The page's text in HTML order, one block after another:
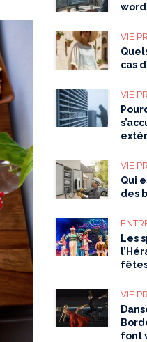
VIE
cas
VIE
VIE
Qui
des
Les
VIE
font